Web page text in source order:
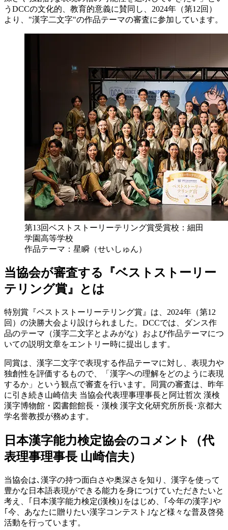
う DCCの文化的、教育的意義に賛同し、 2024年（第12回）
より、"漢字二文字"の作品テーマの審査に参加しています。
第13回ベストストーリーテリング賞受賞校：細田
学園高等学校
作品テーマ：星瞬（せいしゅん）
当協会が審査する『ベストストーリー
テリング賞』とは
特別賞『ベストストーリーテリング賞』は、 2024年（第12
回）の決勝大会より設けられました。 DCCでは、ダンス作
品のテーマ（漢字二文字とよみがな）および作品テーマにつ
いての説明文章をエントリー時に提出します。
同賞は、漢字二文字で表現する作品テーマに対し、表現力や
独創性を評価するもので、「漢字への理解をどのように表現
するか」という観点で審査を行います。同賞の審査は、昨年
に引き続き山崎信夫 当協会代表理事理事長と阿辻哲次 漢検
漢字博物館・図書館館長・漢検 漢字文化研究所所長･京都大
学名誉教授が務めます。
日本漢字能力検定協会のコメント（代
表理事理事長 山崎信夫）
当協会は､漢字の持つ面白さや奥深さを知り、漢字を使って
豊かな日本語表現ができる能力を身につけていただきたいと
考え、｢日本漢字能力検定(漢検) ｣をはじめ、｢今年の漢字｣や
｢今、あなたに贈りたい漢字コンテスト｣など様々な普及啓発
活動を行っています。